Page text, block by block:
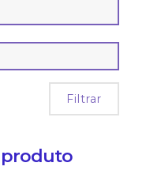
Filtrar
produto